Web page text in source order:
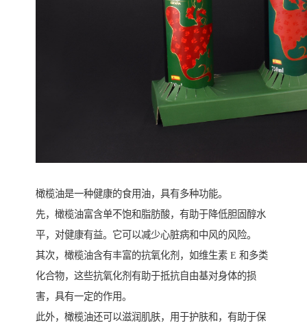
橄榄油是一种健康的食用油，具有多种功能。
先，橄榄油富含单不饱和脂肪酸，有助于降低胆固醇水
平，对健康有益。它可以减少心脏病和中风的风险。
其次，橄榄油含有丰富的抗氧化剂，如维生素 E 和多类
化合物，这些抗氧化剂有助于抵抗自由基对身体的损
害，具有一定的作用。
此外，橄榄油还可以滋润肌肤，用于护肤和，有助于保